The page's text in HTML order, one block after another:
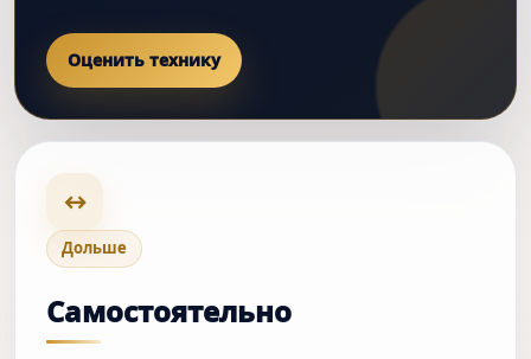
Оценить технику
↔
Дольше
Самостоятельно